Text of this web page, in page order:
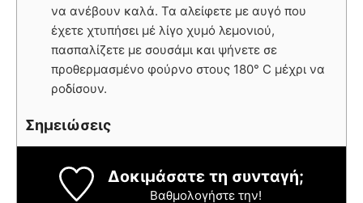
να ανέβουν καλά. Τα αλείφετε με αυγό που
έχετε χτυπήσει μέ λίγο χυμό λεμονιού,
πασπαλίζετε με σουσάμι και ψήνετε σε
προθερμασμένο φούρνο στους 180° C μέχρι να
ροδίσουν.
Σημειώσεις
Δοκιμάσατε τη συνταγή;
Βαθμολογήστε την!